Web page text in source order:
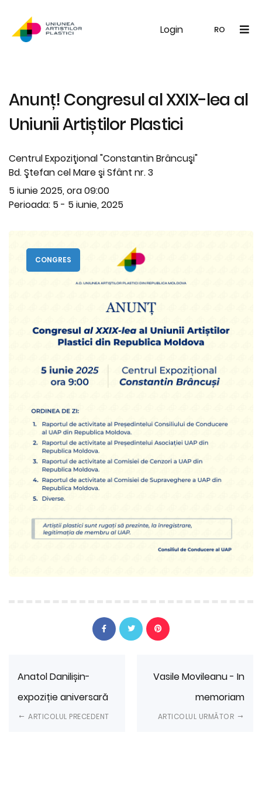
Login RO
UAP Galerie Noutăți
Anunț! Congresul al XXIX-lea al
Uniunii Artiștilor Plastici
Centrul Expoziţional "Constantin Brâncuşi"
Bd. Ştefan cel Mare şi Sfânt nr. 3
5 iunie 2025, ora 09:00
Perioada: 5 - 5 iunie, 2025
ȘEDINȚE
CONGRES
Anatol Danilișin-
expoziție aniversară
ARTICOLUL PRECEDENT
Vasile Movileanu - In
memoriam
ARTICOLUL URMĂTOR